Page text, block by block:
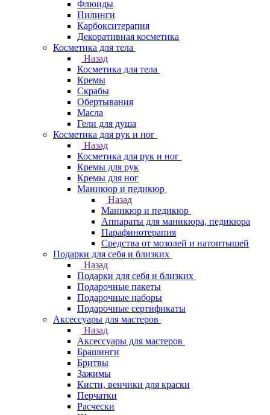
Флюиды
Пилинги
Карбокситерапия
Декоративная косметика
Косметика для тела
Назад
Косметика для тела
Кремы
Скрабы
Обертывания
Масла
Гели для душа
Косметика для рук и ног
Назад
Косметика для рук и ног
Кремы для рук
Кремы для ног
Маникюр и педикюр
Назад
Маникюр и педикюр
Аппараты для маникюра, педикюра
Парафинотерапия
Средства от мозолей и натоптышей
Подарки для себя и близких
Назад
Подарки для себя и близких
Подарочные пакеты
Подарочные наборы
Подарочные сертификаты
Аксессуары для мастеров
Назад
Аксессуары для мастеров
Брашинги
Бритвы
Зажимы
Кисти, венчики для краски
Перчатки
Расчески